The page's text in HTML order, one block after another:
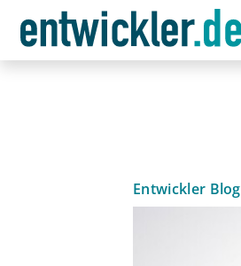
Entwickler Blog